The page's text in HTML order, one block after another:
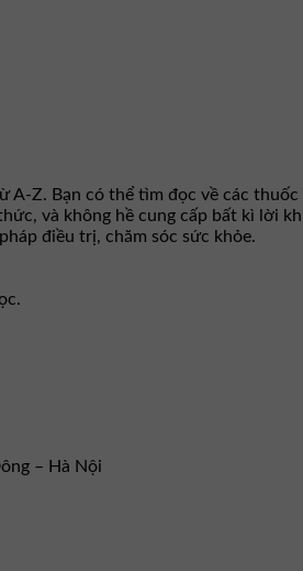
Z. Bạn có thể tìm đọc về các
và không hề cung cấp bất kì lời
điều trị, chăm sóc sức khỏe.
– Hà Nội